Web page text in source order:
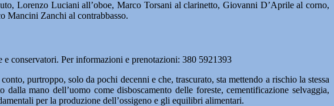
Lorenzo Luciani all’oboe, Marco Torsani al clarinetto, Giovanni D’Aprile al corno,
Mancini Zanchi al contrabbasso.
conservatori. Per informazioni e prenotazioni: 380 5921393
purtroppo, solo da pochi decenni e che, trascurato, sta mettendo a rischio la stessa
mano dell’uomo come disboscamento delle foreste, cementificazione selvaggia,
per la produzione dell’ossigeno e gli equilibri alimentari.